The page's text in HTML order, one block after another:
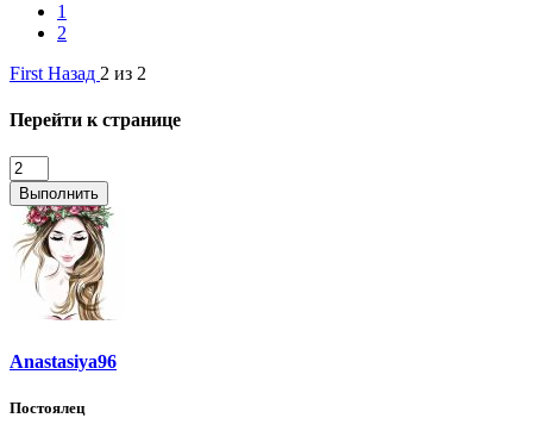
1
2
First Назад 2 из 2
Перейти к странице
Выполнить
Anastasiya96
Постоялец